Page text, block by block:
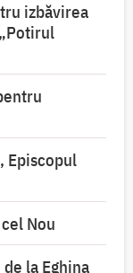
izbăvirea
Episcopul
Nou
la Eghina